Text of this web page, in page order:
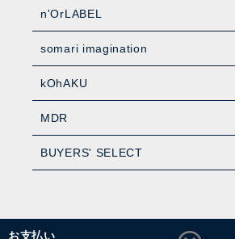
n'OrLABEL
somari imagination
kOhAKU
MDR
BUYERS' SELECT
お支払い